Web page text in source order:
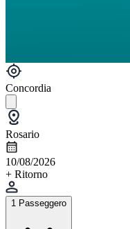
Concordia
Rosario
10/08/2026
+ Ritorno
1 Passeggero